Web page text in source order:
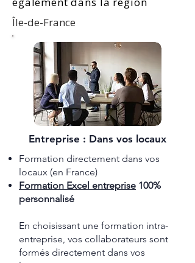
Île-de-France
Entreprise : Dans vos locaux
Formation directement dans vos
locaux (en France)
Formation ​Excel entreprise 100%
personnalisé
En choisissant une formation intra-
entreprise, vos collaborateurs sont
formés directement dans vos